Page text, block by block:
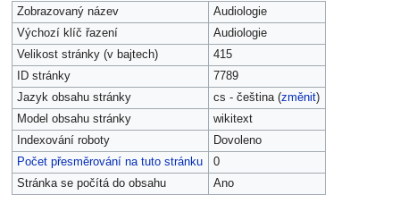
Zobrazovaný název
Audiologie
Výchozí klíč řazení
Audiologie
Velikost stránky (v bajtech)
415
ID stránky
7789
Jazyk obsahu stránky
cs - čeština (změnit)
Model obsahu stránky
wikitext
Indexování roboty
Dovoleno
Počet přesměrování na tuto stránku
0
Stránka se počítá do obsahu
Ano